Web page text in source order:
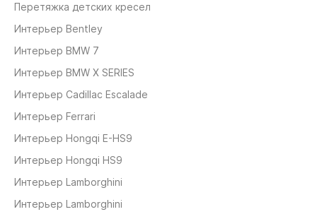
Перетяжка детских кресел
Интерьер Bentley
Интерьер BMW 7
Интерьер BMW X SERIES
Интерьер Cadillac Escalade
Интерьер Ferrari
Интерьер Hongqi E-HS9
Интерьер Hongqi HS9
Интерьер Lamborghini
Интерьер Lamborghini